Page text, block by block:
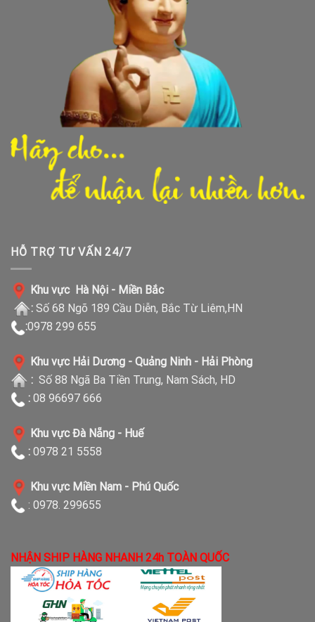
HỖ TRỢ TƯ VẤN 24/7
Khu vực Hà Nội - Miền Bắc
: Số 68 Ngõ 189 Cầu Diễn, Bắc Từ Liêm,HN
:0978 299 655
Khu vực Hải Dương - Quảng Ninh - Hải Phòng
: Số 88 Ngã Ba Tiền Trung, Nam Sách, HD
: 08 96697 666
Khu vực Đà Nẵng - Huế
: 0978 21 5558
Khu vực Miền Nam - Phú Quốc
: 0978. 299655
NHẬN SHIP HÀNG NHANH 24h TOÀN QUỐC